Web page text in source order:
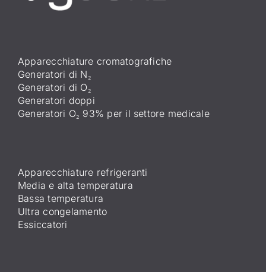
Apparecchiature cromatografiche
Generatori di N₂
Generatori di O₂
Generatori doppi
Generatori O₂ 93% per il settore medicale
Apparecchiature refrigeranti
Media e alta temperatura
Bassa temperatura
Ultra congelamento
Essiccatori